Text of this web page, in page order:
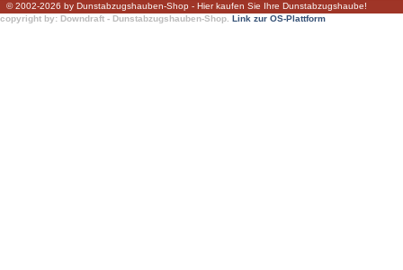
© 2002-2026 by Dunstabzugshauben-Shop - Hier kaufen Sie Ihre Dunstabzugshaube!
copyright by: Downdraft - Dunstabzugshauben-Shop. Link zur OS-Plattform